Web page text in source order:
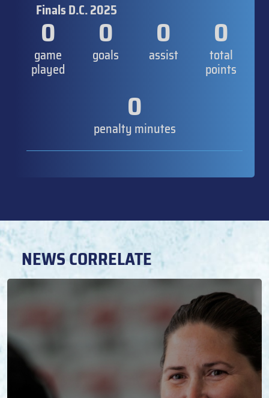
Finals D.C. 2025
0
game
played
0
goals
0
assist
0
total
points
0
penalty minutes
NEWS CORRELATE